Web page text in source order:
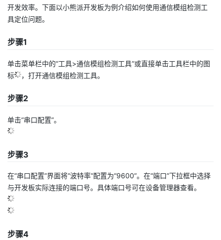
发
者
我
坛
圈
子
的
直
我
的
动
我
关
开
发
者
的
课
我
的
证
我
实
的
的
Programs
我
的
支
技
术
持
的
云
建
开发效率。下面以小熊派开发板为例介绍如何使用通信模组检测工
具定位问题。
步骤1
单击菜单栏中的“工具>通信模组检测工具”或直接单击工具栏中的图
标
，打开通信模组检测工具。
步骤2
单击“串口配置”。
步骤3
在“串口配置”界面将“波特率”配置为“9600”。在“端口”下拉框中选择
与开发板实际连接的端口号。具体端口号可在设备管理器查看。
步骤4